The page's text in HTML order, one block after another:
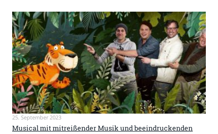
25. September 2023
Musical mit mitreißender Musik und beeindruckenden